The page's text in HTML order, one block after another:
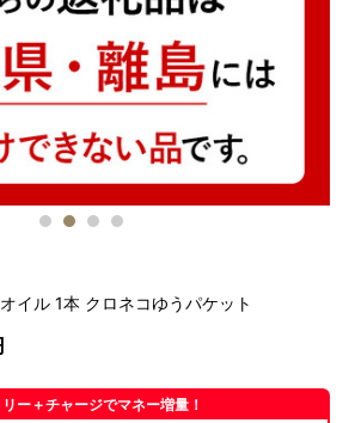
イル 1本 クロネコゆうパケット
ー＋チャージでマネー増量！